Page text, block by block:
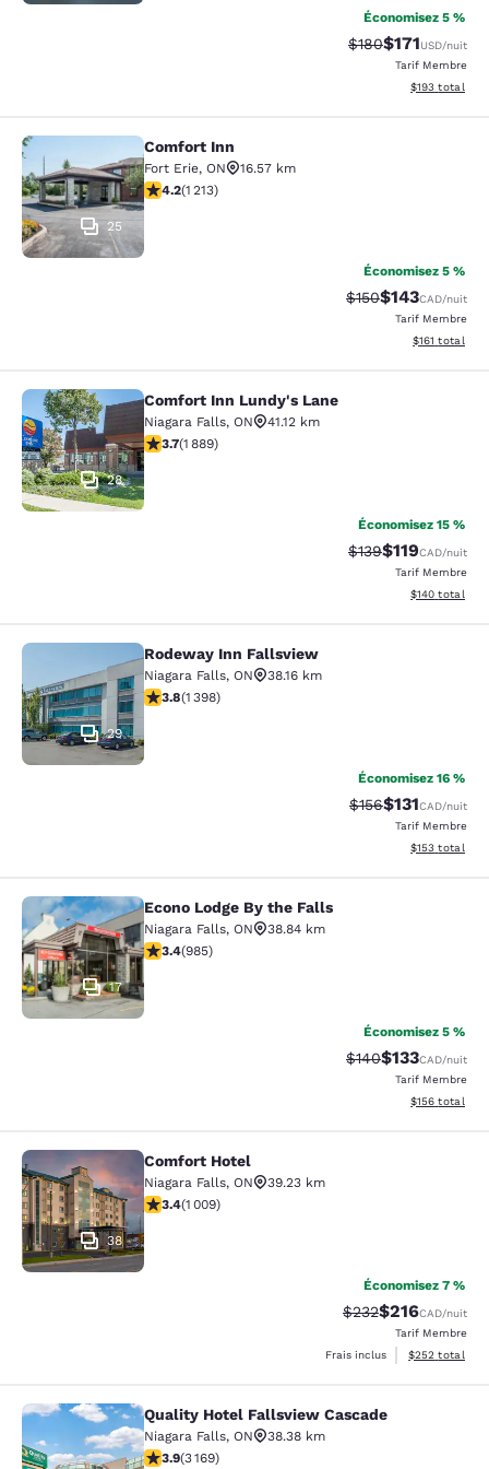
Économisez 5 %
Tarif barré :
$180Tarif réduit :
$171USD/nuit
Tarif Membre
Afficher les
$193 total
Comfort Inn
25
Comfort Inn
Fort Erie, ON
16.57 km
4.16 étoiles. Très Bien. 1213 commentaires
4.2(1 213)
Économisez 5 %
Tarif barré :
$150Tarif réduit :
$143CAD/nuit
Tarif Membre
Afficher les
$161 total
Comfort Inn Lundy's Lane
28
Comfort Inn Lundy's Lane
Niagara Falls, ON
41.12 km
3.67 étoiles. Bien. 1889 commentaires
3.7(1 889)
Économisez 15 %
Tarif barré :
$139Tarif réduit :
$119CAD/nuit
Tarif Membre
Afficher les
$140 total
Rodeway Inn Fallsview
29
Rodeway Inn Fallsview
Niagara Falls, ON
38.16 km
3.84 étoiles. Bien. 1398 commentaires
3.8(1 398)
Économisez 16 %
Tarif barré :
$156Tarif réduit :
$131CAD/nuit
Tarif Membre
Afficher les
$153 total
Econo Lodge By the Falls
17
Econo Lodge By the Falls
Niagara Falls, ON
38.84 km
3.37 étoiles. Bien. 985 commentaires
3.4(985)
Économisez 5 %
Tarif barré :
$140Tarif réduit :
$133CAD/nuit
Tarif Membre
Afficher les
$156 total
Comfort Hotel
38
Comfort Hotel
Niagara Falls, ON
39.23 km
3.4 étoiles. Bien. 1009 commentaires
3.4(1 009)
Économisez 7 %
Tarif barré :
$232Tarif réduit :
$216CAD/nuit
Tarif Membre
Frais inclus
Afficher les
$252 total
Quality Hotel Fallsview Cascade
Quality Hotel Fallsview Cascade
Niagara Falls, ON
38.38 km
3.9 étoiles. Bien. 3169 commentaires
3.9(3 169)